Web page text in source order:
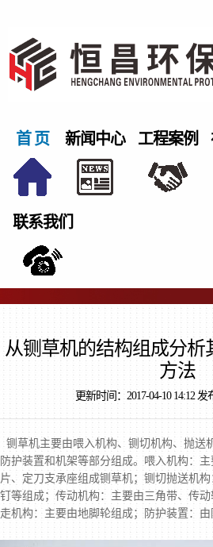
首 页 新闻中心 工程案例
联系我们
从铡草机的结构组成分析
方法
更新时间：2017-04-10 14:12
铡草机主要由喂入机构、铡切机构、抛送
防护装置和机架等部分组成。喂入机构：
片、定刀支承座组成铡草机；铡切抛送机
钉等组成；传动机构：主要由三角带、传
走机构：主要由地脚轮组成；防护装置：